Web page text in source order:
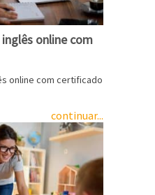
online com
online com certificado
continuar...